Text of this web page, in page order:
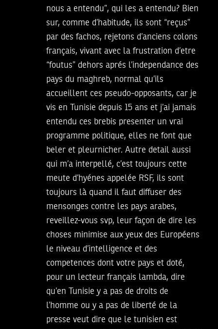
nous a entendu”, qui les a entendu? Bien
sur, comme d’habitude, ils sont “reçus”
par des fachos, rejetons d’anciens colons
français, vivant avec la frustration d’etre
“foutus” dehors aprés l’independance des
pays du maghreb, normal qu’ils
accueillent ces pseudo-opposants, car je
vis en Tunisie depuis 15 ans et j’ai jamais
entendu ces brebis presenter un vrai
programme politique, elles ne font que
beler et pleurnicher. Autre detail aussi
qui m’a interpellé, c’est toujours cette
meute d’hyénes appelée RSF, ils sont
toujours là quand il faut diffuser des
mensonges contre les pays arabes,
reveillez-vous svp, leur façon de dire les
choses minimise aux yeux des Européens
le niveau d’intelligence et des
competences dont votre pays et doté,
pour un lecteur français lambda, dire
qu’en Tunisie y a pas de droits de
l’homme ou y a pas de liberté de la
presse veut dire que le tunisien est